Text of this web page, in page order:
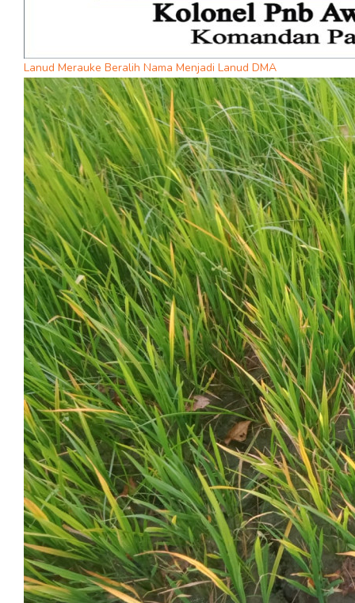
Lanud Merauke Beralih Nama Menjadi Lanud DMA